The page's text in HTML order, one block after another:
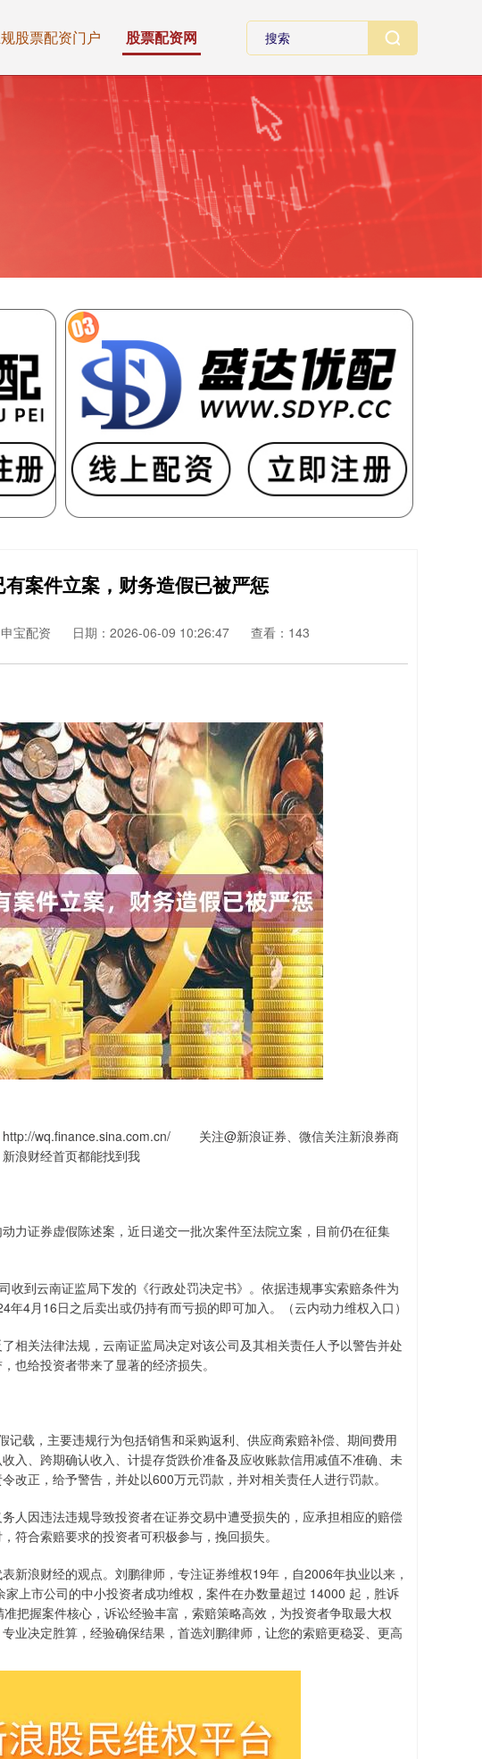
股票配资门户 股票配资网
案件立案，财务造假已被严惩
宝配资 日期：2026-06-09 10:26:47 查看：143
wq.finance.sina.com.cn/ 关注@新浪证券、微信关注新浪券商
浪财经首页都能找到我
证券虚假陈述案，近日递交一批次案件至法院立案，目前仍在征集
到云南证监局下发的《行政处罚决定书》。依据违规事实索赔条件为
4月16日之后卖出或仍持有而亏损的即可加入。（云内动力维权入口）
关法律法规，云南证监局决定对该公司及其相关责任人予以警告并处
也给投资者带来了显著的经济损失。
载，主要违规行为包括销售和采购返利、供应商索赔补偿、期间费用
入、跨期确认收入、计提存货跌价准备及应收账款信用减值不准确、未
改正，给予警告，并处以600万元罚款，并对相关责任人进行罚款。
因违法违规导致投资者在证券交易中遭受损失的，应承担相应的赔偿
符合索赔要求的投资者可积极参与，挽回损失。
浪财经的观点。刘鹏律师，专注证券维权19年，自2006年执业以来，
上市公司的中小投资者成功维权，案件在办数量超过 14000 起，胜诉
把握案件核心，诉讼经验丰富，索赔策略高效，为投资者争取最大权
业决定胜算，经验确保结果，首选刘鹏律师，让您的索赔更稳妥、更高